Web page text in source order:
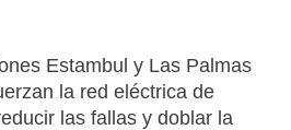
Estambul y Las Palmas
la red eléctrica de
las fallas y doblar la